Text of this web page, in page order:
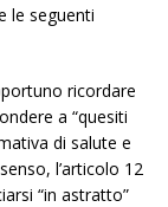
le seguenti
ricordare
a “quesiti
di salute e
l’articolo 12
“in astratto”